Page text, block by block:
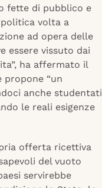
fette di pubblico e
volta a
ad opera delle
essere vissuto dai
ha affermato il
propone “un
anche studentati
le reali esigenze
offerta ricettiva
del vuoto
servirebbe